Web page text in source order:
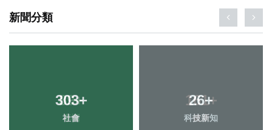
新聞分類
303+
社會
26+
科技新知